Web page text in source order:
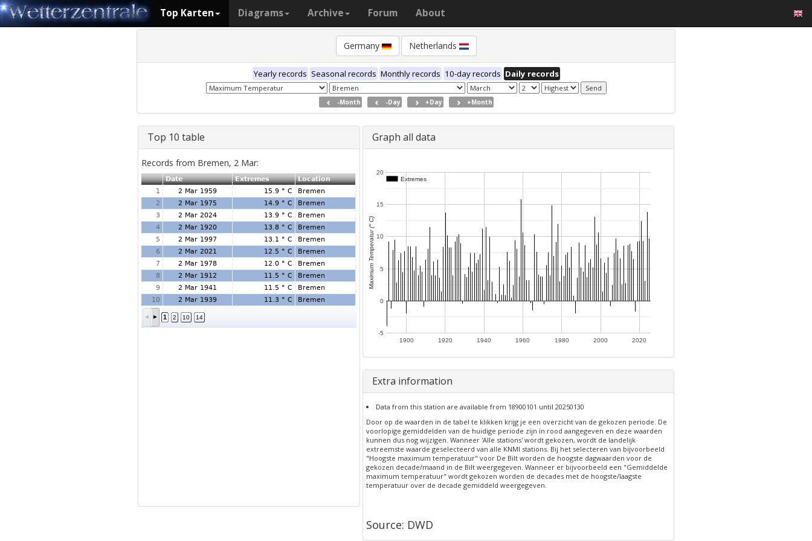
Top Karten Diagrams Archive Forum About
Germany Netherlands
Yearly records Seasonal records Monthly records 10-day records Daily records
-Month -Day +Day +Month
Top 10 table
Records from Bremen, 2 Mar:
Date Extremes
Location
1
2 Mar 1959 15.9 ° C
Bremen
2
2 Mar 1975 14.9 ° C
Bremen
3
2 Mar 2024 13.9 ° C
Bremen
4
2 Mar 1920 13.8 ° C
Bremen
5
2 Mar 1997 13.1 ° C
Bremen
6
2 Mar 2021 12.5 ° C
Bremen
7
2 Mar 1978 12.0 ° C
Bremen
8
2 Mar 1912 11.5 ° C
Bremen
9
2 Mar 1941 11.5 ° C
Bremen
10
2 Mar 1939 11.3 ° C Bremen
1 2 10 14
Graph all data
1900 1920 1940 1960 1980 2000 2020
-5
0
5
10
15
20
Extremes
Extremes
Maximum Temperatur (° C)
Extra information
Data from this station are available from 18900101 until 20250130
Door op de waarden in de tabel te klikken krijg je een overzicht van de gekozen periode. De
voorlopige gemiddelden van de huidige periode zijn in rood aangegeven en deze waarden
kunnen dus nog wijzigen. Wanneer 'Alle stations' wordt gekozen, wordt de landelijk
extreemste waarde geselecteerd van alle KNMI stations. Bij het selecteren van bijvoorbeeld
"Hoogste maximum temperatuur" voor De Bilt worden de hoogste dagwaarden voor de
gekozen decade/maand in de Bilt weergegeven. Wanneer er bijvoorbeeld een "Gemiddelde
maximum temperatuur" wordt gekozen worden de decades met de hoogste/laagste
temperatuur over de decade gemiddeld weergegeven.
Source: DWD